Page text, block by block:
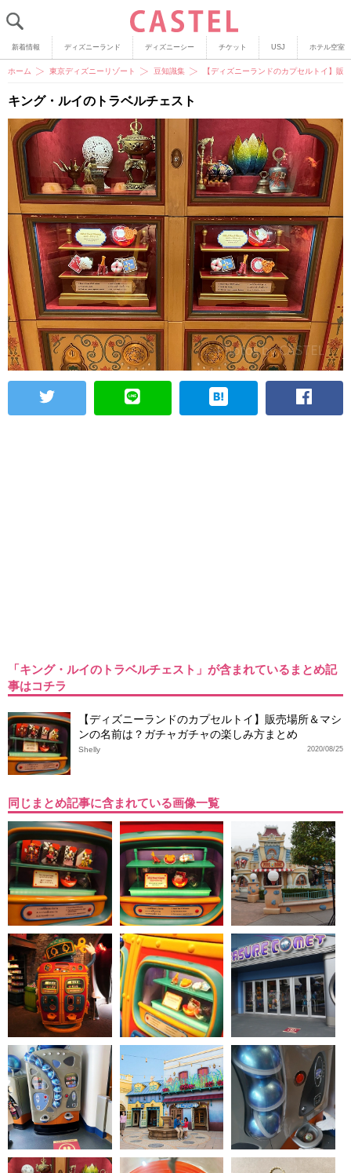
新着情報 ディズニーランド ディズニーシー チケット USJ ホテル空室
ホーム 東京ディズニーリゾート 豆知識集 【ディズニーランドのカプセルトイ】販
キング・ルイのトラベルチェスト
「キング・ルイのトラベルチェスト」が含まれているまとめ記
事はコチラ
【ディズニーランドのカプセルトイ】販売場所＆マシ
ンの名前は？ガチャガチャの楽しみ方まとめ
2020/08/25
Shelly
同じまとめ記事に含まれている画像一覧